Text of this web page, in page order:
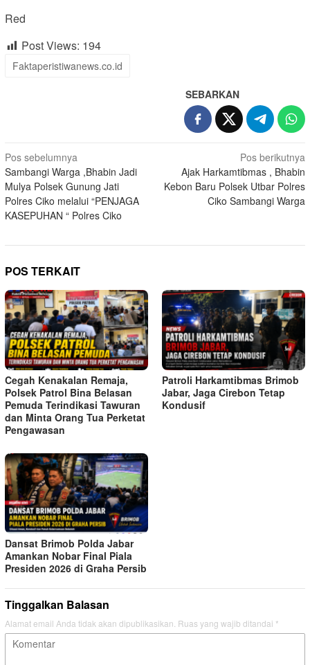
Red
Post Views: 194
Faktaperistiwanews.co.id
SEBARKAN
Navigasi
pos
Pos sebelumnya
Sambangi Warga ,Bhabin Jadi
Mulya Polsek Gunung Jati
Polres Ciko melalui “PENJAGA
KASEPUHAN “ Polres Ciko
Pos berikutnya
Ajak Harkamtibmas , Bhabin
Kebon Baru Polsek Utbar Polres
Ciko Sambangi Warga
POS TERKAIT
Cegah Kenakalan Remaja,
Polsek Patrol Bina Belasan
Pemuda Terindikasi Tawuran
dan Minta Orang Tua Perketat
Pengawasan
Patroli Harkamtibmas Brimob
Jabar, Jaga Cirebon Tetap
Kondusif
Dansat Brimob Polda Jabar
Amankan Nobar Final Piala
Presiden 2026 di Graha Persib
Tinggalkan Balasan
Alamat email Anda tidak akan dipublikasikan. Ruas yang wajib ditandai *